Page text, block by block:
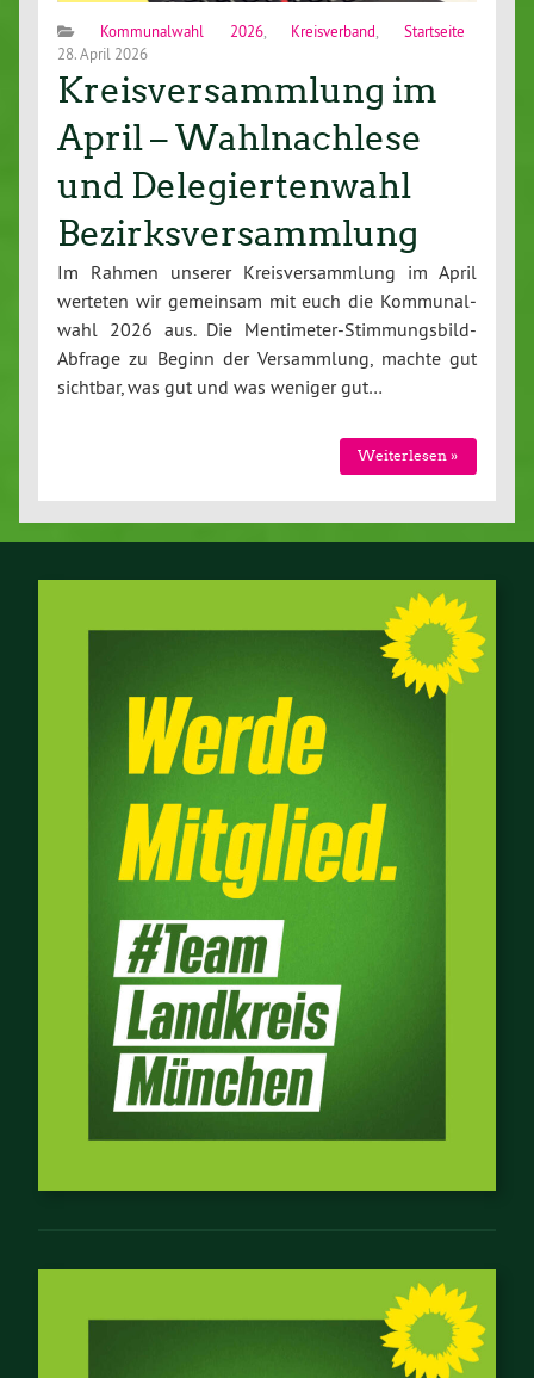
Kommunalwahl 2026, Kreisverband
Startseite
28. April 2026
Kreisversammlung im
April – Wahlnachlese
und Delegiertenwahl
Bezirksversammlung
Im Rahmen unserer Kreis­ver­samm­lung im April
werteten wir gemeinsam mit euch die Kom­mu­nal­
wahl 2026 aus. Die Men­ti­me­ter-Stim­mungs­bild-
Ab­fra­ge zu Beginn der Ver­samm­lung, machte gut
sichtbar, was gut und was weniger gut…
Wei­ter­le­sen »